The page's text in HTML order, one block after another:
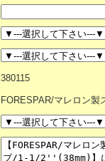
380115
FORESPAR/マレロン製